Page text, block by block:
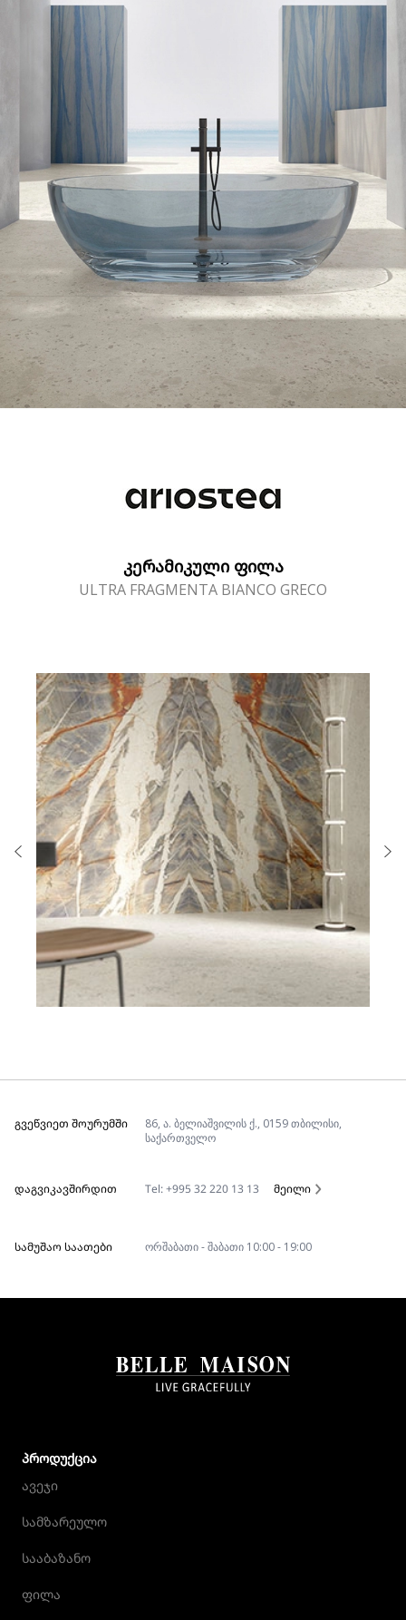
ᲙᲔᲠᲐᲛᲘᲙᲣᲚᲘ ᲤᲘᲚᲐ
ULTRA FRAGMENTA BIANCO GRECO
ᲒᲕᲔᲬᲕᲘᲔᲗ ᲨᲝᲣᲠᲣᲛᲨᲘ
86, ა. ბელიაშვილის ქ., 0159 თბილისი,
საქართველო
ᲓᲐᲒᲕᲘᲙᲐᲕᲨᲘᲠᲓᲘᲗ Tel: +995 32 220 13 13 მეილი
ᲡᲐᲛᲣᲨᲐᲝ ᲡᲐᲐᲗᲔᲑᲘ ორშაბათი - შაბათი 10:00 - 19:00
ᲞᲠᲝᲓᲣᲥᲪᲘᲐ
ავეჯი
სამზარეულო
სააბაზანო
ფილა